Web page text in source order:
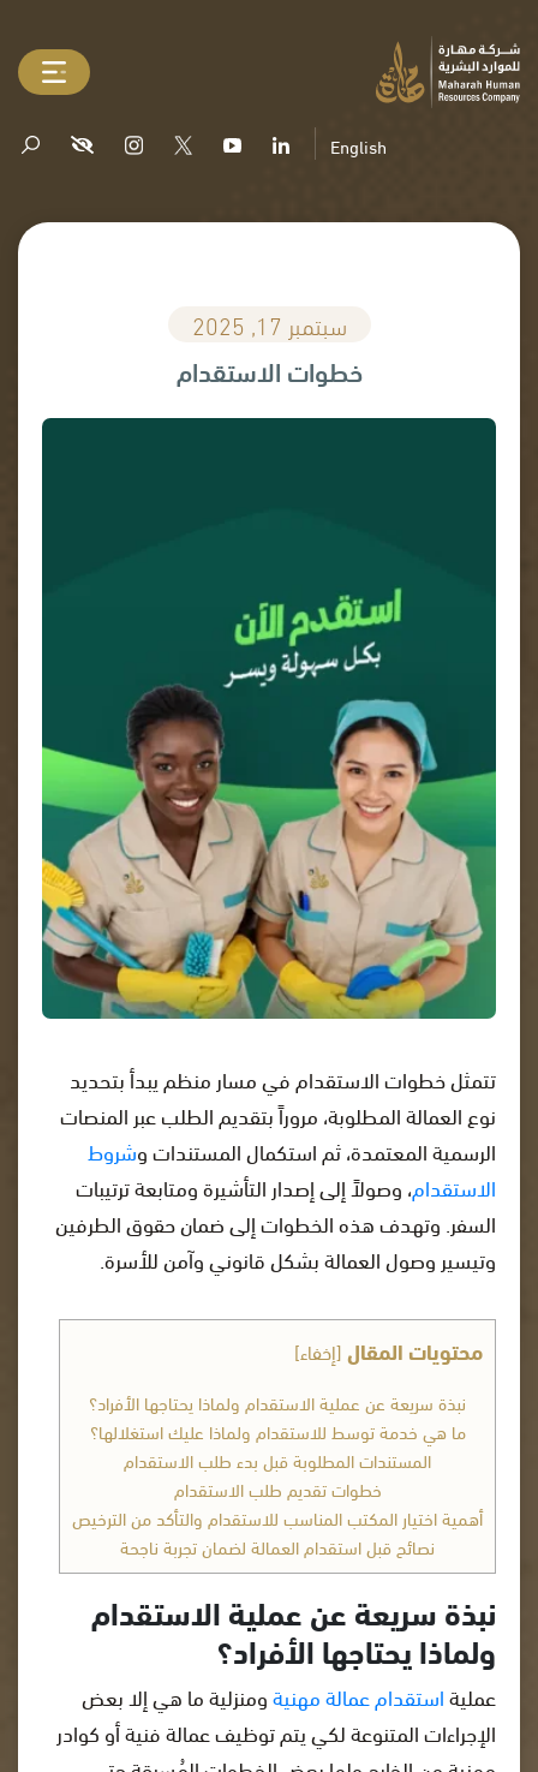
English
سبتمبر 17, 2025
خطوات الاستقدام
تتمثل خطوات الاستقدام في مسار منظم يبدأ بتحديد
نوع العمالة المطلوبة، مروراً بتقديم الطلب عبر المنصات
الرسمية المعتمدة، ثم استكمال المستندات وشروط
الاستقدام، وصولاً إلى إصدار التأشيرة ومتابعة ترتيبات
السفر. وتهدف هذه الخطوات إلى ضمان حقوق الطرفين
وتيسير وصول العمالة بشكل قانوني وآمن للأسرة.
محتويات المقال[إخفاء]
نبذة سريعة عن عملية الاستقدام ولماذا يحتاجها الأفراد؟
ما هي خدمة توسط للاستقدام ولماذا عليك استغلالها؟
المستندات المطلوبة قبل بدء طلب الاستقدام
خطوات تقديم طلب الاستقدام
أهمية اختيار المكتب المناسب للاستقدام والتأكد من الترخيص
نصائح قبل استقدام العمالة لضمان تجربة ناجحة
نبذة سريعة عن عملية الاستقدام
ولماذا يحتاجها الأفراد؟
عمليةاستقدام عمالة مهنيةومنزلية ما هي إلا بعض
الإجراءات المتنوعة لكي يتم توظيف عمالة فنية أو كوادر